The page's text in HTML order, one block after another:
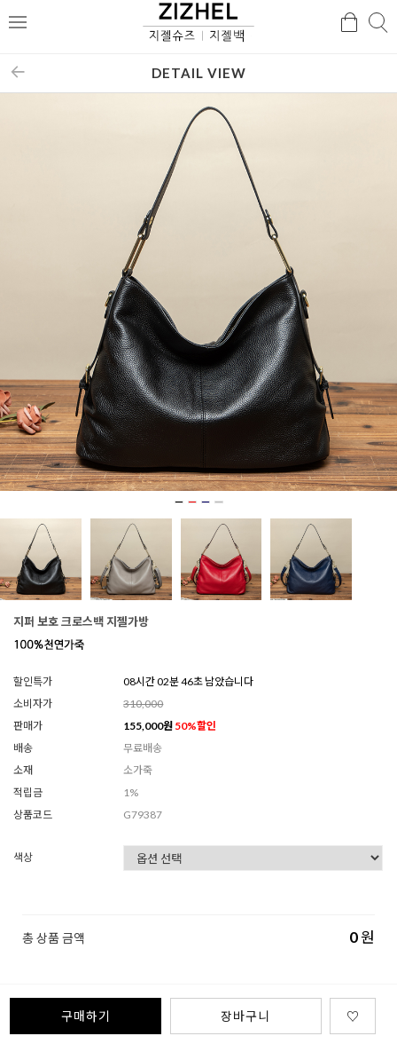
메
검
DETAIL VIEW
지퍼 보호 크로스백 지젤가방
할인특가
08시간 02분 42초 남았습니다
소비자가
310,000
판매가
155,000원 50%할인
배송
무료배송
소재
소가죽
적립금
1%
상품코드
G79387
색상
총 상품 금액 0원
구매하기 장바구니 ♡